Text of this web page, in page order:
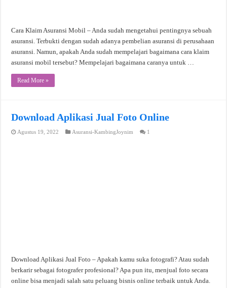
Cara Klaim Asuransi Mobil – Anda sudah mengetahui pentingnya sebuah
asuransi. Terbukti dengan sudah adanya pembelian asuransi di perusahaan
asuransi. Namun, apakah Anda sudah mempelajari bagaimana cara klaim
asuransi mobil tersebut? Mempelajari bagaimana caranya untuk …
Read More »
Download Aplikasi Jual Foto Online
Agustus 19, 2022 Asuransi-KambingJoynim 1
Download Aplikasi Jual Foto – Apakah kamu suka fotografi? Atau sudah
berkarir sebagai fotografer profesional? Apa pun itu, menjual foto secara
online bisa menjadi salah satu peluang bisnis online terbaik untuk Anda.